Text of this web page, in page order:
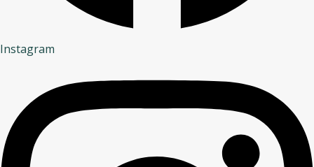
Instagram